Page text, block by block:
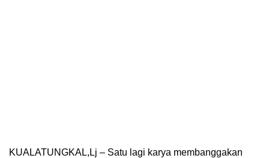
KUALATUNGKAL,Lj – Satu lagi karya membanggakan